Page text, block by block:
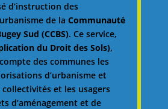
d’instruction des
de la Communauté
Sud (CCBS). Ce service,
du Droit des Sols),
des communes les
d’urbanisme et
collectivités et les usagers
d’aménagement et de